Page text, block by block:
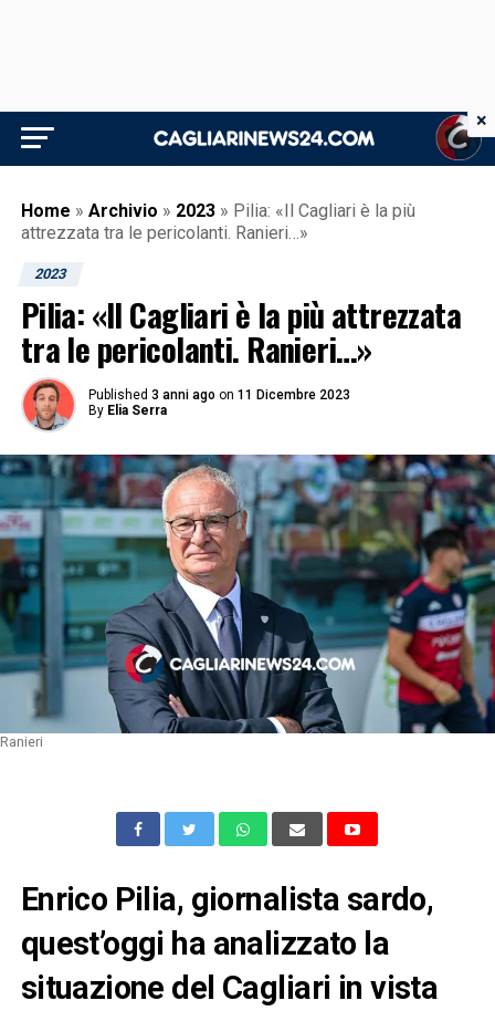
Home » Archivio » 2023 » Pilia: «Il Cagliari è la più
attrezzata tra le pericolanti. Ranieri…»
2023
Pilia: «Il Cagliari è la più attrezzata
tra le pericolanti. Ranieri…»
Published 3 anni ago on 11 Dicembre 2023
By Elia Serra
Ranieri
Enrico Pilia, giornalista sardo,
quest’oggi ha analizzato la
situazione del Cagliari in vista
×